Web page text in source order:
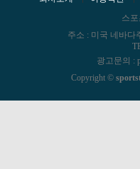
스
주소 : 미국 네바다
광고문의 :
Copyright ©